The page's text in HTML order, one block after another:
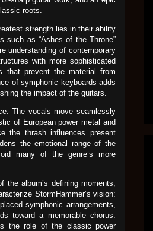
roots.
strength lies in their ability
such as “Ashes of the Throne”
understanding of contemporary
with more sophisticated
that prevent the material from
of symphonic keyboards adds
the impact of the guitars.
The vocals move seamlessly
of European power metal and
the thrash influences present
the emotional range of the
many of the genre’s more
the album’s defining moments,
StormHammer’s vision:
symphonic arrangements,
toward a memorable chorus.
the role of the classic power